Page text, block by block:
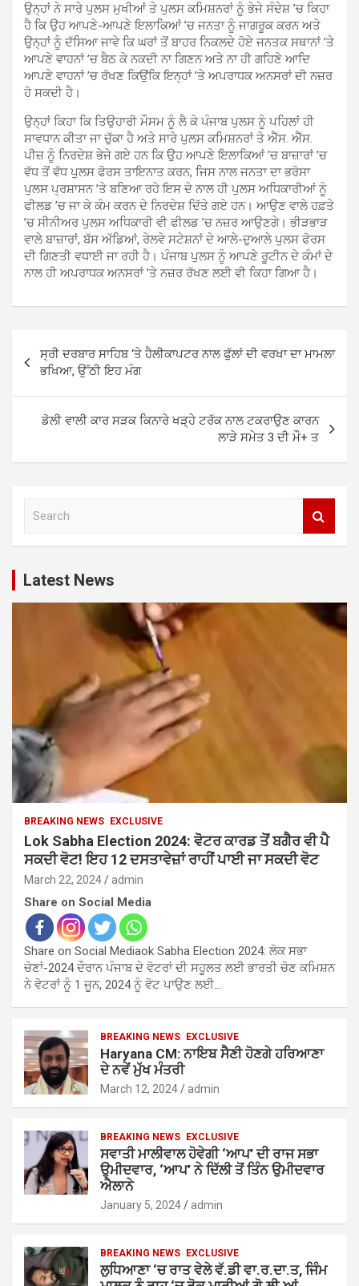
ਉਨ੍ਹਾਂ ਨੇ ਸਾਰੇ ਪੁਲਸ ਮੁਖੀਆਂ ਤੇ ਪੁਲਸ ਕਮਿਸ਼ਨਰਾਂ ਨੂੰ ਭੇਜੇ ਸੰਦੇਸ਼ ’ਚ ਕਿਹਾ
ਹੈ ਕਿ ਉਹ ਆਪਣੇ-ਆਪਣੇ ਇਲਾਕਿਆਂ ’ਚ ਜਨਤਾ ਨੂੰ ਜਾਗਰੂਕ ਕਰਨ ਅਤੇ
ਉਨ੍ਹਾਂ ਨੂੰ ਦੱਸਿਆ ਜਾਵੇ ਕਿ ਘਰਾਂ ਤੋਂ ਬਾਹਰ ਨਿਕਲਦੇ ਹੋਏ ਜਨਤਕ ਸਥਾਨਾਂ ’ਤੇ
ਆਪਣੇ ਵਾਹਨਾਂ ’ਚ ਬੈਠ ਕੇ ਨਕਦੀ ਨਾ ਗਿਣਨ ਅਤੇ ਨਾ ਹੀ ਗਹਿਣੇ ਆਦਿ
ਆਪਣੇ ਵਾਹਨਾਂ ’ਚ ਰੱਖਣ ਕਿਉਂਕਿ ਇਨ੍ਹਾਂ ’ਤੇ ਅਪਰਾਧਕ ਅਨਸਰਾਂ ਦੀ ਨਜ਼ਰ
ਹੋ ਸਕਦੀ ਹੈ।
ਉਨ੍ਹਾਂ ਕਿਹਾ ਕਿ ਤਿਉਹਾਰੀ ਮੌਸਮ ਨੂੰ ਲੈ ਕੇ ਪੰਜਾਬ ਪੁਲਸ ਨੂੰ ਪਹਿਲਾਂ ਹੀ
ਸਾਵਧਾਨ ਕੀਤਾ ਜਾ ਚੁੱਕਾ ਹੈ ਅਤੇ ਸਾਰੇ ਪੁਲਸ ਕਮਿਸ਼ਨਰਾਂ ਤੇ ਐੱਸ. ਐੱਸ.
ਪੀਜ਼ ਨੂੰ ਨਿਰਦੇਸ਼ ਭੇਜੇ ਗਏ ਹਨ ਕਿ ਉਹ ਆਪਣੇ ਇਲਾਕਿਆਂ ’ਚ ਬਾਜ਼ਾਰਾਂ ’ਚ
ਵੱਧ ਤੋਂ ਵੱਧ ਪੁਲਸ ਫੋਰਸ ਤਾਇਨਾਤ ਕਰਨ, ਜਿਸ ਨਾਲ ਜਨਤਾ ਦਾ ਭਰੋਸਾ
ਪੁਲਸ ਪ੍ਰਸ਼ਾਸਨ ’ਤੇ ਬਣਿਆ ਰਹੇ ਇਸ ਦੇ ਨਾਲ ਹੀ ਪੁਲਸ ਅਧਿਕਾਰੀਆਂ ਨੂੰ
ਫੀਲਡ ’ਚ ਜਾ ਕੇ ਕੰਮ ਕਰਨ ਦੇ ਨਿਰਦੇਸ਼ ਦਿੱਤੇ ਗਏ ਹਨ। ਆਉਣ ਵਾਲੇ ਹਫ਼ਤੇ
’ਚ ਸੀਨੀਅਰ ਪੁਲਸ ਅਧਿਕਾਰੀ ਵੀ ਫੀਲਡ ’ਚ ਨਜ਼ਰ ਆਉਣਗੇ। ਭੀੜਭਾੜ
ਵਾਲੇ ਬਾਜ਼ਾਰਾਂ, ਬੱਸ ਅੱਡਿਆਂ, ਰੇਲਵੇ ਸਟੇਸ਼ਨਾਂ ਦੇ ਆਲੇ-ਦੁਆਲੇ ਪੁਲਸ ਫੋਰਸ
ਦੀ ਗਿਣਤੀ ਵਧਾਈ ਜਾ ਰਹੀ ਹੈ। ਪੰਜਾਬ ਪੁਲਸ ਨੂੰ ਆਪਣੇ ਰੂਟੀਨ ਦੇ ਕੰਮਾਂ ਦੇ
ਨਾਲ ਹੀ ਅਪਰਾਧਕ ਅਨਸਰਾਂ ’ਤੇ ਨਜ਼ਰ ਰੱਖਣ ਲਈ ਵੀ ਕਿਹਾ ਗਿਆ ਹੈ।
navigation
ਸ੍ਰੀ ਦਰਬਾਰ ਸਾਹਿਬ ‘ਤੇ ਹੈਲੀਕਾਪਟਰ ਨਾਲ ਫੁੱਲਾਂ ਦੀ ਵਰਖਾ ਦਾ ਮਾਮਲਾ
ਭਖਿਆ, ਉੱਠੀ ਇਹ ਮੰਗ
ਡੋਲੀ ਵਾਲੀ ਕਾਰ ਸੜਕ ਕਿਨਾਰੇ ਖੜ੍ਹੇ ਟਰੱਕ ਨਾਲ ਟਕਰਾਉਣ ਕਾਰਨ
ਲਾੜੇ ਸਮੇਤ 3 ਦੀ ਮੌ+ ਤ
c
h
Latest News
BREAKING NEWS EXCLUSIVE
Lok Sabha Election 2024: ਵੋਟਰ ਕਾਰਡ ਤੋਂ ਬਗੈਰ ਵੀ ਪੈ
ਸਕਦੀ ਵੋਟ! ਇਹ 12 ਦਸਤਾਵੇਜ਼ਾਂ ਰਾਹੀਂ ਪਾਈ ਜਾ ਸਕਦੀ ਵੋਟ
March 22, 2024 admin
Share on Social Media
Share on Social Mediaok Sabha Election 2024: ਲੋਕ ਸਭਾ
ਚੋਣਾਂ-2024 ਦੌਰਾਨ ਪੰਜਾਬ ਦੇ ਵੋਟਰਾਂ ਦੀ ਸਹੂਲਤ ਲਈ ਭਾਰਤੀ ਚੋਣ ਕਮਿਸ਼ਨ
ਨੇ ਵੋਟਰਾਂ ਨੂੰ 1 ਜੂਨ, 2024 ਨੂੰ ਵੋਟ ਪਾਉਣ ਲਈ…
BREAKING NEWS EXCLUSIVE
Haryana CM: ਨਾਇਬ ਸੈਣੀ ਹੋਣਗੇ ਹਰਿਆਣਾ
ਦੇ ਨਵੇਂ ਮੁੱਖ ਮੰਤਰੀ
March 12, 2024 admin
BREAKING NEWS EXCLUSIVE
ਸਵਾਤੀ ਮਾਲੀਵਾਲ ਹੋਵੇਗੀ ‘ਆਪ’ ਦੀ ਰਾਜ ਸਭਾ
ਉਮੀਦਵਾਰ, ‘ਆਪ’ ਨੇ ਦਿੱਲੀ ਤੋਂ ਤਿੰਨ ਉਮੀਦਵਾਰ
ਐਲਾਨੇ
January 5, 2024 admin
BREAKING NEWS EXCLUSIVE
ਲੁਧਿਆਣਾ ‘ਚ ਰਾਤ ਵੇਲੇ ਵੱ.ਡੀ ਵਾ.ਰ.ਦਾ.ਤ, ਜਿੰਮ